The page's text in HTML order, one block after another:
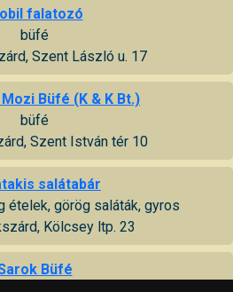
falatozó
büfé
Szent László u. 17
Büfé (K & K Bt.)
büfé
Szent István tér 10
salátabár
ételek, görög saláták, gyros
Kölcsey ltp. 23
Büfé